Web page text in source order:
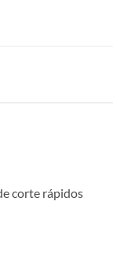
corte rápidos